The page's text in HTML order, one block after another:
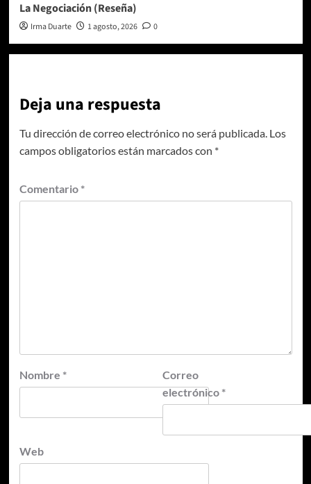
La Negociación (Reseña)
Irma Duarte 1 agosto, 2026 0
Deja una respuesta
Tu dirección de correo electrónico no será publicada. Los
campos obligatorios están marcados con *
Comentario *
Nombre *
Correo
electrónico *
Web